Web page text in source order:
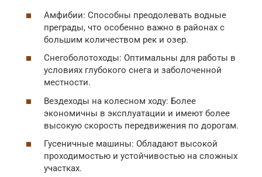
Амфибии: Способны преодолевать водные
преграды, что особенно важно в районах с
большим количеством рек и озер.
Снегоболотоходы: Оптимальны для работы в
условиях глубокого снега и заболоченной
местности.
Вездеходы на колесном ходу: Более
экономичны в эксплуатации и имеют более
высокую скорость передвижения по дорогам.
Гусеничные машины: Обладают высокой
проходимостью и устойчивостью на сложных
участках.